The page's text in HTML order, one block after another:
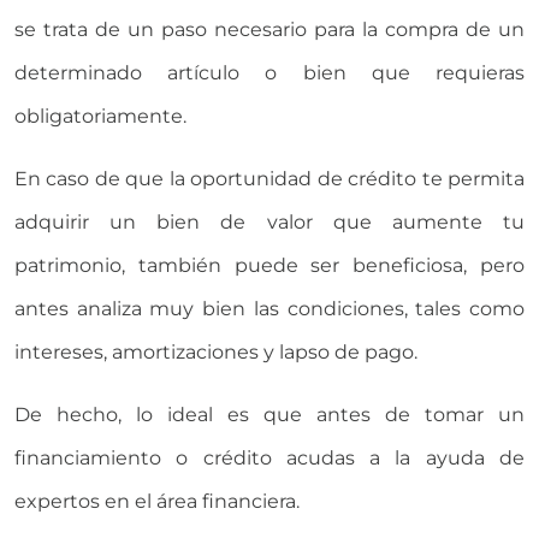
se trata de un paso necesario para la compra de un
determinado artículo o bien que requieras
obligatoriamente.
En caso de que la oportunidad de crédito te permita
adquirir un bien de valor que aumente tu
patrimonio, también puede ser beneficiosa, pero
antes analiza muy bien las condiciones, tales como
intereses, amortizaciones y lapso de pago.
De hecho, lo ideal es que antes de tomar un
financiamiento o crédito acudas a la ayuda de
expertos en el área financiera.